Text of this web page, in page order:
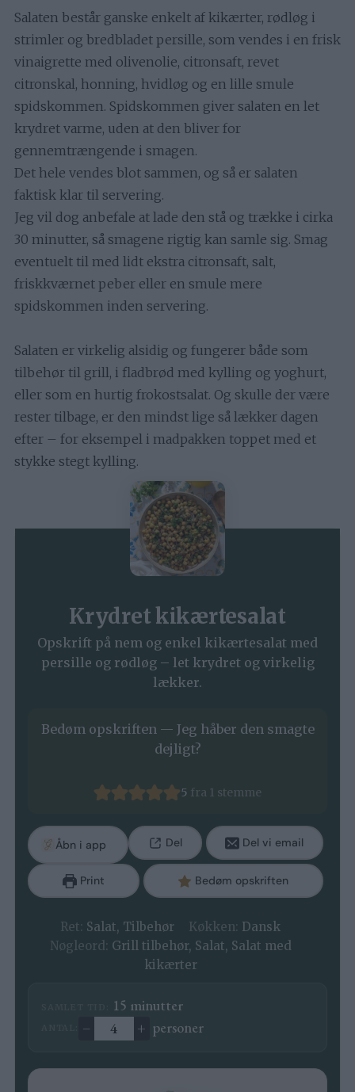
Salaten består ganske enkelt af kikærter, rødløg i
strimler og bredbladet persille, som vendes i en frisk
vinaigrette med olivenolie, citronsaft, revet
citronskal, honning, hvidløg og en lille smule
spidskommen. Spidskommen giver salaten en let
krydret varme, uden at den bliver for
gennemtrængende i smagen.
Det hele vendes blot sammen, og så er salaten
faktisk klar til servering.
Jeg vil dog anbefale at lade den stå og trække i cirka
30 minutter, så smagene rigtig kan samle sig. Smag
eventuelt til med lidt ekstra citronsaft, salt,
friskkværnet peber eller en smule mere
spidskommen inden servering.
Salaten er virkelig alsidig og fungerer både som
tilbehør til grill, i fladbrød med kylling og yoghurt,
eller som en hurtig frokostsalat. Og skulle der være
rester tilbage, er den mindst lige så lækker dagen
efter – for eksempel i madpakken toppet med et
stykke stegt kylling.
Krydret kikærtesalat
Opskrift på nem og enkel kikærtesalat med
persille og rødløg – let krydret og virkelig
lækker.
Bedøm opskriften — Jeg håber den smagte
dejligt?
5 fra 1 stemme
Åbn i app Del Del vi email
Print Bedøm opskriften
Ret: Salat, Tilbehør Køkken: Dansk
Nøgleord: Grill tilbehør, Salat, Salat med
kikærter
15minutter
minutter
Ændre antal
– + personer